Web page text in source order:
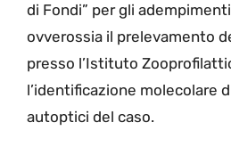
di Fondi” per gli
ovverossia il prelevamento
presso l’Istituto
l’identificazione molecolare
autoptici del caso.